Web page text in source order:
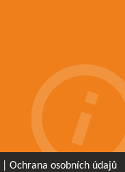
Ochrana osobních údajů